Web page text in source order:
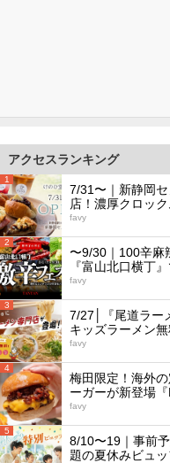
アクセスランキング
1
7/31〜｜新静岡
店！濃厚クロッ
favy
2
〜9/30｜100辛麻
『富山北口横丁
favy
3
7/27│『尾道ラー
キッズラーメン
favy
4
梅田限定！海外
ーガーが新登場『
favy
5
8/10〜19｜事前
題の夏休みビュ